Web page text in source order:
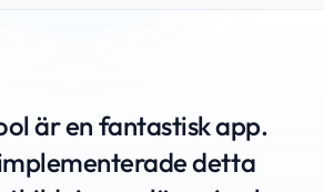
är en fantastisk app.
detta